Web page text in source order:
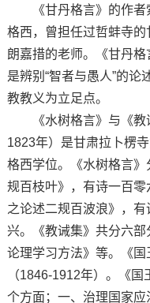
《甘丹格言》的作者
格西，曾担任过哲蚌寺
朗嘉措的老师。《甘丹
是辨别“智者与愚人”的
教教义为立足点。
《水树格言》与《教
1823年）是甘肃拉卜楞
格西学位。《水树格言
规百枝叶》，有诗一百
之论述二规百波浪》，
兴。《教诫集》共分六
论理学习方法》等。《
（1846-1912年）。《
个方面；一、治理国家